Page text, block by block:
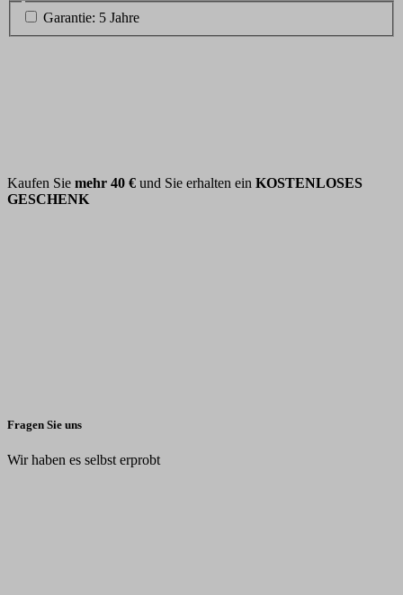
Garantie: 5 Jahre
Kaufen Sie mehr 40 € und Sie erhalten ein KOSTENLOSES
GESCHENK
Fragen Sie uns
Wir haben es selbst erprobt